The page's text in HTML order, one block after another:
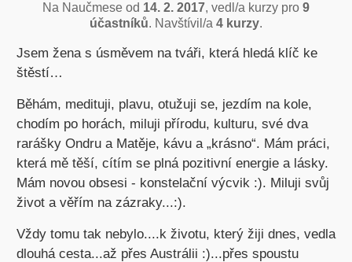
Na Naučmese od 14. 2. 2017, vedl/a kurzy pro 9
účastníků. Navštívil/a 4 kurzy.
Jsem žena s úsměvem na tváři, která hledá klíč ke
štěstí…
Běhám, medituji, plavu, otužuji se, jezdím na kole,
chodím po horách, miluji přírodu, kulturu, své dva
rarášky Ondru a Matěje, kávu a „krásno“. Mám práci,
která mě těší, cítím se plná pozitivní energie a lásky.
Mám novou obsesi - konstelační výcvik :). Miluji svůj
život a věřím na zázraky...:).
Vždy tomu tak nebylo....k životu, který žiji dnes, vedla
dlouhá cesta...až přes Austrálii :)...přes spoustu